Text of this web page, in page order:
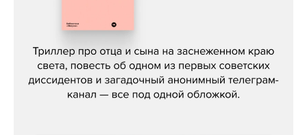
Даниил Туровский, «Разрыв»